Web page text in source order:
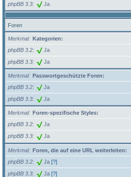
phpBB 3.3 Ja
Foren
Merkmal
Kategorien:
phpBB 3.2
Ja
phpBB 3.3 Ja
Merkmal
Passwortgeschützte Foren:
phpBB 3.2
Ja
phpBB 3.3 Ja
Merkmal
Foren-spezifische Styles:
phpBB 3.2
Ja
phpBB 3.3 Ja
Merkmal
Foren, die auf eine URL weiterleiten:
phpBB 3.2
Ja [?]
phpBB 3.3 Ja [?]